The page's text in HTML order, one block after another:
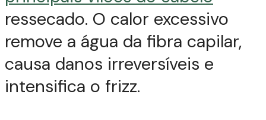
ressecado. O calor excessivo
remove a água da fibra capilar,
causa danos irreversíveis e
intensifica o frizz.